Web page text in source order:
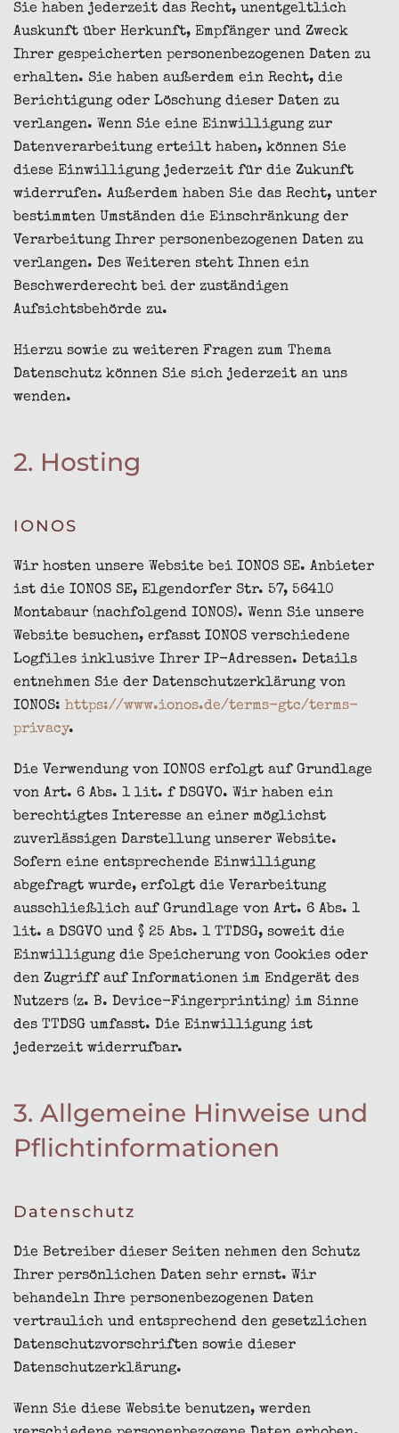
Sie haben jederzeit das Recht, unentgeltlich
Auskunft über Herkunft, Empfänger und Zweck
Ihrer gespeicherten personenbezogenen Daten zu
erhalten. Sie haben außerdem ein Recht, die
Berichtigung oder Löschung dieser Daten zu
verlangen. Wenn Sie eine Einwilligung zur
Datenverarbeitung erteilt haben, können Sie
diese Einwilligung jederzeit für die Zukunft
widerrufen. Außerdem haben Sie das Recht, unter
bestimmten Umständen die Einschränkung der
Verarbeitung Ihrer personenbezogenen Daten zu
verlangen. Des Weiteren steht Ihnen ein
Beschwerderecht bei der zuständigen
Aufsichtsbehörde zu.
Hierzu sowie zu weiteren Fragen zum Thema
Datenschutz können Sie sich jederzeit an uns
wenden.
2. Hosting
IONOS
Wir hosten unsere Website bei IONOS SE. Anbieter
ist die IONOS SE, Elgendorfer Str. 57, 56410
Montabaur (nachfolgend IONOS). Wenn Sie unsere
Website besuchen, erfasst IONOS verschiedene
Logfiles inklusive Ihrer IP-Adressen. Details
entnehmen Sie der Datenschutzerklärung von
IONOS: https://www.ionos.de/terms-gtc/terms-
privacy.
Die Verwendung von IONOS erfolgt auf Grundlage
von Art. 6 Abs. 1 lit. f DSGVO. Wir haben ein
berechtigtes Interesse an einer möglichst
zuverlässigen Darstellung unserer Website.
Sofern eine entsprechende Einwilligung
abgefragt wurde, erfolgt die Verarbeitung
ausschließlich auf Grundlage von Art. 6 Abs. 1
lit. a DSGVO und § 25 Abs. 1 TTDSG, soweit die
Einwilligung die Speicherung von Cookies oder
den Zugriff auf Informationen im Endgerät des
Nutzers (z. B. Device-Fingerprinting) im Sinne
des TTDSG umfasst. Die Einwilligung ist
jederzeit widerrufbar.
3. Allgemeine Hinweise und
Pflicht­informationen
Datenschutz
Die Betreiber dieser Seiten nehmen den Schutz
Ihrer persönlichen Daten sehr ernst. Wir
behandeln Ihre personenbezogenen Daten
vertraulich und entsprechend den gesetzlichen
Datenschutzvorschriften sowie dieser
Datenschutzerklärung.
Wenn Sie diese Website benutzen, werden